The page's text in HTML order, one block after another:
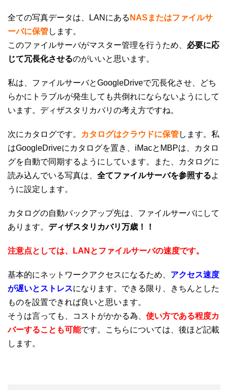
全ての写真データは、LANにある NASまたはファイルサ
ーバに保管します。
このファイルサーバがマスター管理を行うため、 必要に応
じて冗長化させるのがいいと思います。
私は、ファイルサーバとGoogleDriveで冗長化させ、どち
らかにトラブルが発生しても共倒れにならないようにして
います。ディザスタリカバリの考え方ですね。
次にカタログです。 カタログはクラウドに保管します。私
はGoogleDriveにカタログを置き、iMacとMBPは、カタロ
グを自動で同期するようにしています。また、カタログに
読み込んでいる写真は、 全てファイルサーバを参照するよ
うに設定します。
カタログの自動バックアップ先は、ファイルサーバにして
あります。 ディザスタリカバリ万歳！！
注意点としては、LANとファイルサーバの速度です。
基本的にネットワークアクセスになるため、 アクセス速度
が遅いとストレスになります。できる限り、きちんとした
ものを設置できれば良いと思います。
そうは言っても、コストがかかる為、 使い方である程度カ
バーすることも可能です。こちらについては、後ほど記載
します。